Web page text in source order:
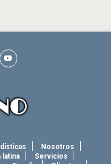
Nosotros
latina
Servicios